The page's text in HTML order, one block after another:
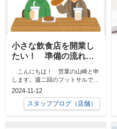
小さな飲食店を開業し
たい！ 準備の流れを
こんにちは！ 営業の山崎と申
します。週二回のフットサルで汗
を流し、リフレッシュするのが日
課です...
2024-11-12
スタッフブログ（店舗）